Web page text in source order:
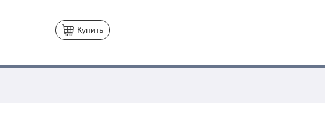
Купить